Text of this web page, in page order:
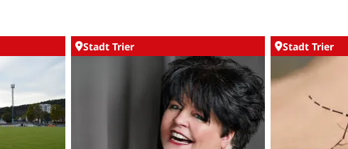
Stadt Trier Stadt Trier